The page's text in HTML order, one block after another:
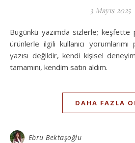
3 Mayıs 2025
Bugünkü yazımda sizlerle; keşfette popüler olan kozmetik
ürünlerle ilgili kullanıcı yorumlarımı
yazısı değildir, kendi kişisel
tamamını, kendim satın aldım.
DAHA FAZLA
Ebru Bektaşoğlu